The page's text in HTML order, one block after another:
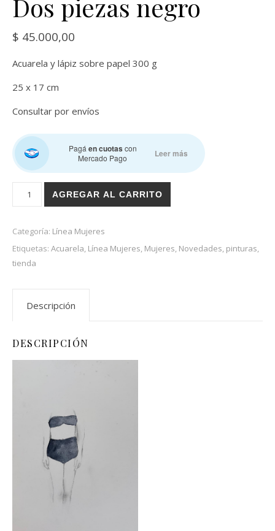
Dos piezas negro
$ 45.000,00
Acuarela y lápiz sobre papel 300 g
25 x 17 cm
Consultar por envíos
Pagáen cuotas con
Mercado Pago
Leer más
Dos piezas negro cantidad
AGREGAR AL CARRITO
Categoría: Línea Mujeres
Etiquetas: Acuarela, Línea Mujeres, Mujeres, Novedades, pinturas,
tienda
Descripción
DESCRIPCIÓN